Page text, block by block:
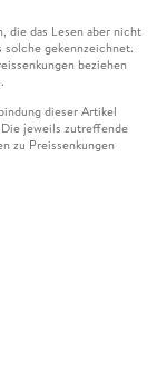
die das Lesen aber nicht
solche gekennzeichnet.
beziehen
dieser Artikel
jeweils zutreffende
zu Preissenkungen